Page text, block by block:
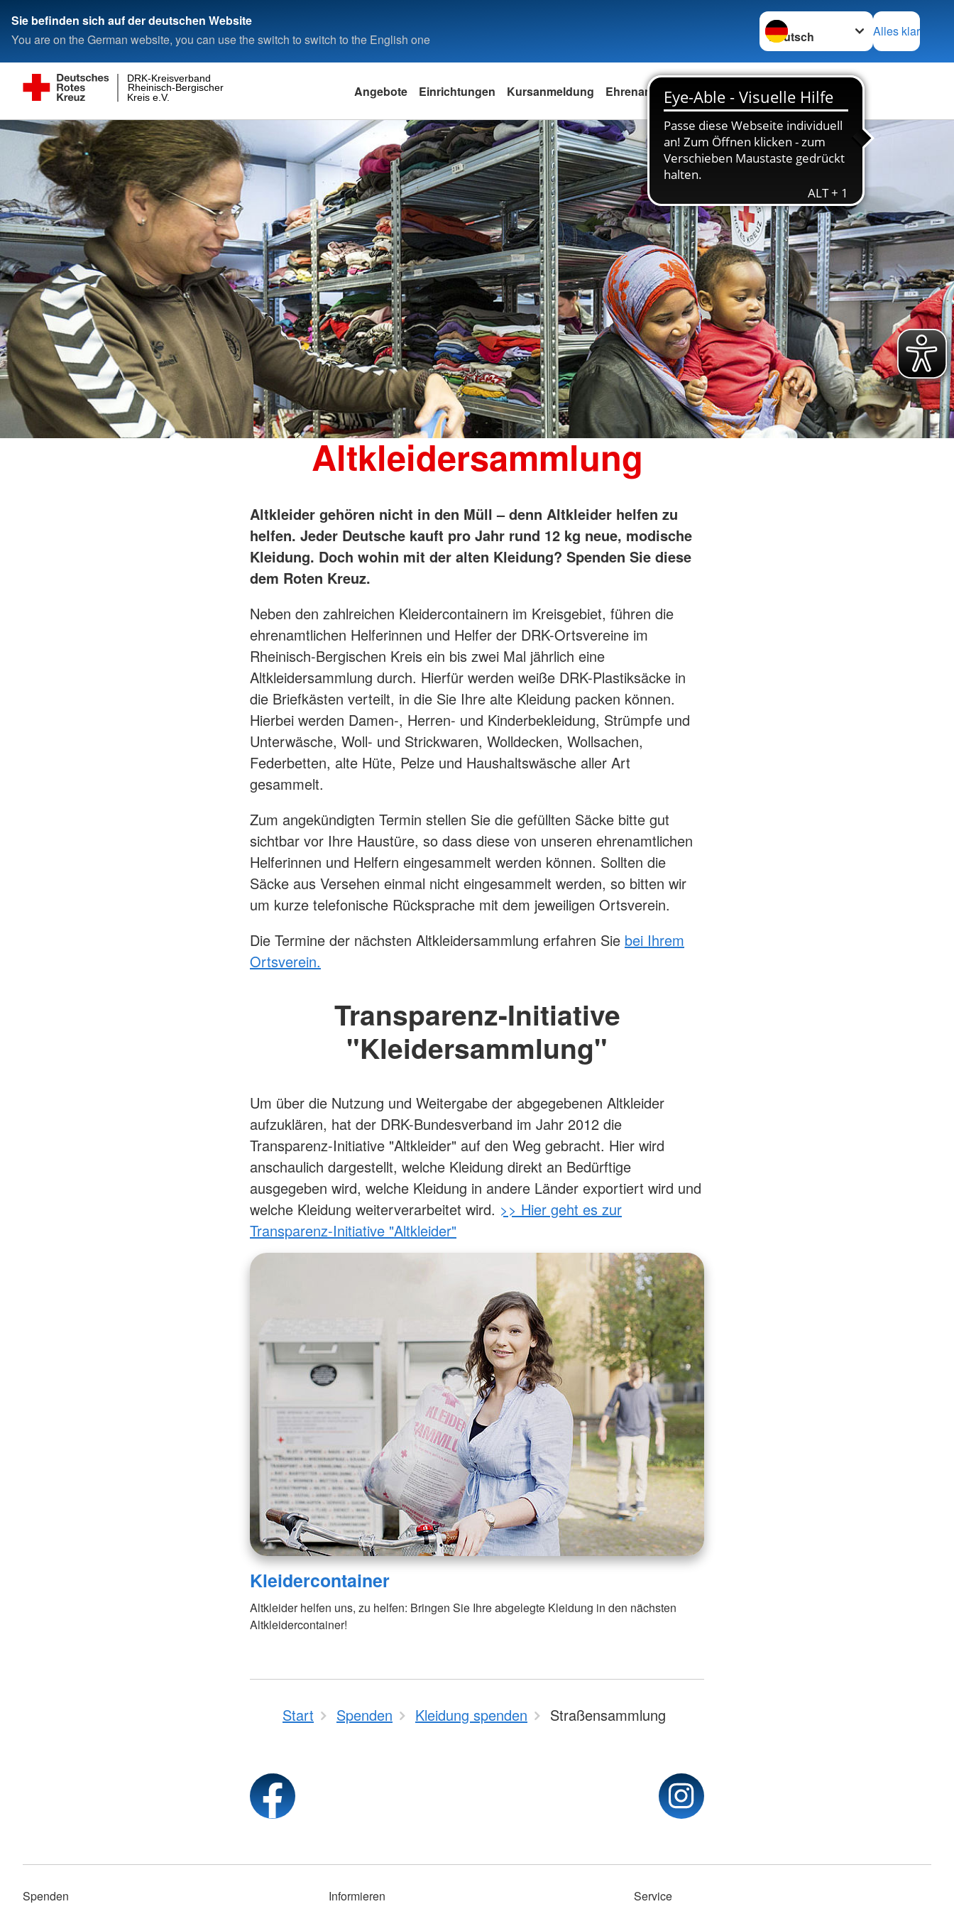
Sie befinden sich auf der deutschen Website
You are on the German website, you can use the switch to switch to the English one
Sprache wechseln zu
Alles klar
Kreis e.V.
Rheinisch-Bergischer
DRK-Kreisverband
Angebote Einrichtungen Kursanmeldung Ehrenamt Stellenbörse Kontakt
Altkleidersammlung
Altkleider gehören nicht in den Müll – denn Altkleider helfen zu
helfen. Jeder Deutsche kauft pro Jahr rund 12 kg neue, modische
Kleidung. Doch wohin mit der alten Kleidung? Spenden Sie diese
dem Roten Kreuz.
Neben den zahlreichen Kleidercontainern im Kreisgebiet, führen die
ehrenamtlichen Helferinnen und Helfer der DRK-Ortsvereine im
Rheinisch-Bergischen Kreis ein bis zwei Mal jährlich eine
Altkleidersammlung durch. Hierfür werden weiße DRK-Plastiksäcke in
die Briefkästen verteilt, in die Sie Ihre alte Kleidung packen können.
Hierbei werden Damen-, Herren- und Kinderbekleidung, Strümpfe und
Unterwäsche, Woll- und Strickwaren, Wolldecken, Wollsachen,
Federbetten, alte Hüte, Pelze und Haushaltswäsche aller Art
gesammelt.
Zum angekündigten Termin stellen Sie die gefüllten Säcke bitte gut
sichtbar vor Ihre Haustüre, so dass diese von unseren ehrenamtlichen
Helferinnen und Helfern eingesammelt werden können. Sollten die
Säcke aus Versehen einmal nicht eingesammelt werden, so bitten wir
um kurze telefonische Rücksprache mit dem jeweiligen Ortsverein.
Die Termine der nächsten Altkleidersammlung erfahren Sie bei Ihrem
Ortsverein.
Transparenz-Initiative
"Kleidersammlung"
Um über die Nutzung und Weitergabe der abgegebenen Altkleider
aufzuklären, hat der DRK-Bundesverband im Jahr 2012 die
Transparenz-Initiative "Altkleider" auf den Weg gebracht. Hier wird
anschaulich dargestellt, welche Kleidung direkt an Bedürftige
ausgegeben wird, welche Kleidung in andere Länder exportiert wird und
welche Kleidung weiterverarbeitet wird. >> Hier geht es zur
Transparenz-Initiative "Altkleider"
Kleidercontainer
Altkleider helfen uns, zu helfen: Bringen Sie Ihre abgelegte Kleidung in den nächsten
Altkleidercontainer!
Start Spenden Kleidung spenden Straßensammlung
Spenden Informieren Service